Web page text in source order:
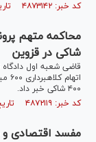
کد خبر: ۴۸۷۳۱۴۲ تاریخ انتشار : ۱۴۰۴/۰۹/۳۰
شاکی در قزوین
قاضی شعبه اول
۴۰۰ شاکی خبر داد.
کد خبر: ۴۸۷۲۱۱۹ تاریخ انتشار : ۱۴۰۴/۰۹/۲۴
مفسد اقتصادی و